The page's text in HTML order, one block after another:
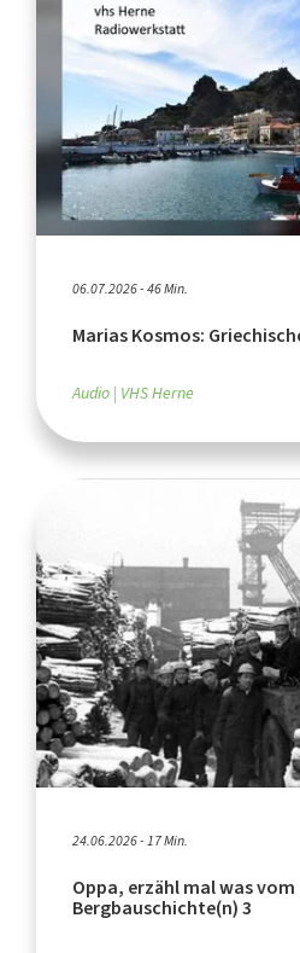
06.07.2026 - 46 Min.
Marias Kosmos:
Audio VHS Herne
24.06.2026 - 17 Min.
Oppa, erzähl mal was
Bergbauschichte(n) 3